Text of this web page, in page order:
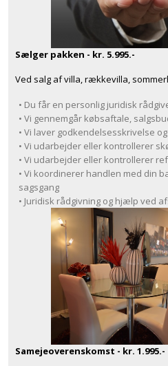
Sælger pakken - kr. 5.995.-
Ved salg af villa, rækkevilla,
• Du får en personlig juridisk
• Vi gennemgår købsaftale,
• Vi laver godkendelsesskrivelse
• Vi udarbejder eller kontrollerer
• Vi udarbejder eller kontrollerer
• Vi koordinerer handlen med din
sagsgang
• Juridisk rådgivning og hjælp ved
Samejeoverenskomst - kr. 1.995.-